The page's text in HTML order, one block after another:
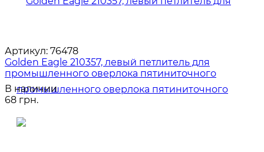
Артикул: 76478
Golden Eagle 210357, левый петлитель для
промышленного оверлока пятиниточного
В наличии
68 грн.